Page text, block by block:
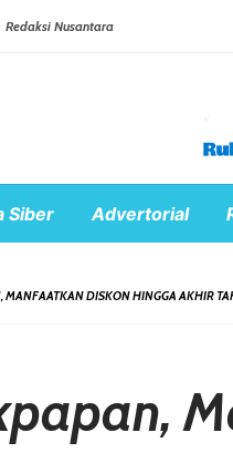
Redaksi Nusantara
Siber Advertorial
MANFAATKAN DISKON HINGGA AKHIR